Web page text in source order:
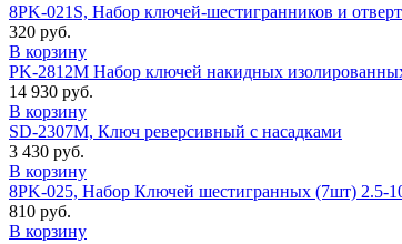
8PK-021S, Набор ключей-шестигранников и
320 руб.
В корзину
PK-2812M Набор ключей накидных
14 930 руб.
В корзину
SD-2307M, Ключ реверсивный с насадками
3 430 руб.
В корзину
8PK-025, Набор Ключей шестигранных (7шт) 2.5-
810 руб.
В корзину